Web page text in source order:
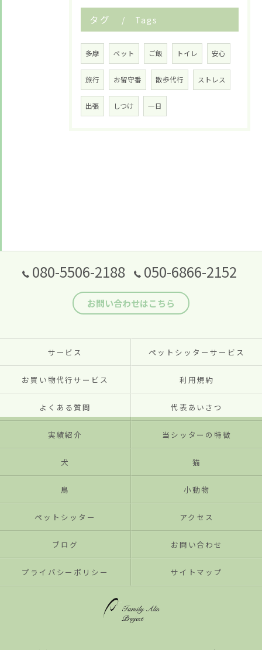
タグ Tags
多摩 ペット ご飯 トイレ 安心
旅行 お留守番 散歩代行 ストレス
出張 しつけ 一日
080-5506-2188 050-6866-2152
お問い合わせはこちら
サービス ペットシッターサービス
お買い物代行サービス 利用規約
よくある質問 代表あいさつ
実績紹介 当シッターの特徴
犬 猫
鳥 小動物
ペットシッター アクセス
ブログ お問い合わせ
プライバシーポリシー サイトマップ